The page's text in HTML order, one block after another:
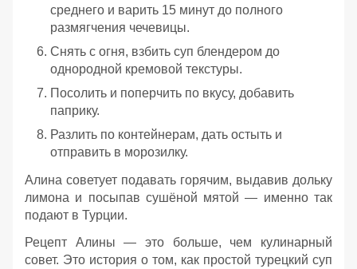
среднего и варить 15 минут до полного
размягчения чечевицы.
Снять с огня, взбить суп блендером до
однородной кремовой текстуры.
Посолить и поперчить по вкусу, добавить
паприку.
Разлить по контейнерам, дать остыть и
отправить в морозилку.
Алина советует подавать горячим, выдавив дольку
лимона и посыпав сушёной мятой — именно так
подают в Турции.
Рецепт Алины — это больше, чем кулинарный
совет. Это история о том, как простой турецкий суп